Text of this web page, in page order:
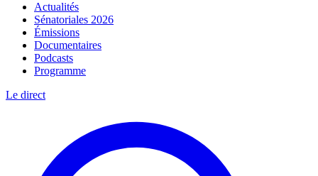
Actualités
Sénatoriales 2026
Émissions
Documentaires
Podcasts
Programme
Le direct